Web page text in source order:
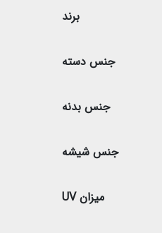
برند
جنس دسته
جنس بدنه
جنس شیشه
میزان UV